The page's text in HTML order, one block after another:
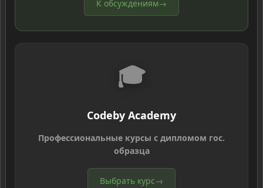
К обсуждениям→
🎓
Codeby Academy
Профессиональные курсы с дипломом гос.
образца
Выбрать курс→